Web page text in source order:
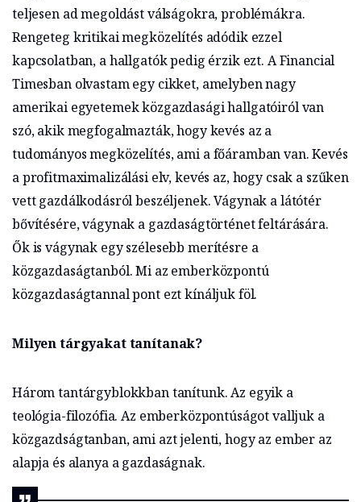
teljesen ad megoldást válságokra, problémákra.
Rengeteg kritikai megközelítés adódik ezzel
kapcsolatban, a hallgatók pedig érzik ezt. A Financial
Timesban olvastam egy cikket, amelyben nagy
amerikai egyetemek közgazdasági hallgatóiról van
szó, akik megfogalmazták, hogy kevés az a
tudományos megközelítés, ami a főáramban van. Kevés
a profitmaximalizálási elv, kevés az, hogy csak a szűken
vett gazdálkodásról beszéljenek. Vágynak a látótér
bővítésére, vágynak a gazdaságtörténet feltárására.
Ők is vágynak egy szélesebb merítésre a
közgazdaságtanból. Mi az emberközpontú
közgazdaságtannal pont ezt kínáljuk föl.
Milyen tárgyakat tanítanak?
Három tantárgyblokkban tanítunk. Az egyik a
teológia-filozófia. Az emberközpontúságot valljuk a
közgazdságtanban, ami azt jelenti, hogy az ember az
alapja és alanya a gazdaságnak.